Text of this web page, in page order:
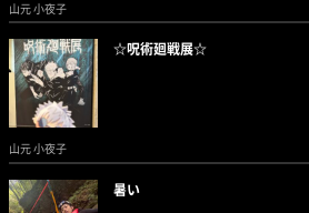
山元 小夜子
☆呪術廻戦展☆
山元 小夜子
暑い